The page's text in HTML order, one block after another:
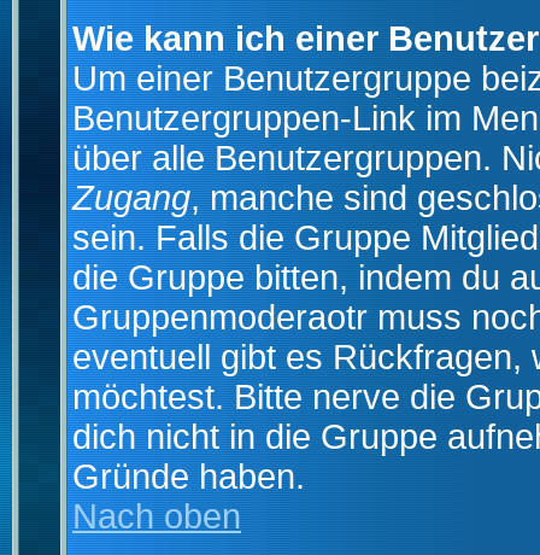
Wie kann ich einer
Um einer Benutzergruppe
Benutzergruppen-Link im
über alle Benutzergruppen.
Zugang, manche sind
sein. Falls die Gruppe
die Gruppe bitten, indem du
Gruppenmoderaotr muss
eventuell gibt es
möchtest. Bitte nerve die
dich nicht in die Gruppe
Gründe haben.
Nach oben